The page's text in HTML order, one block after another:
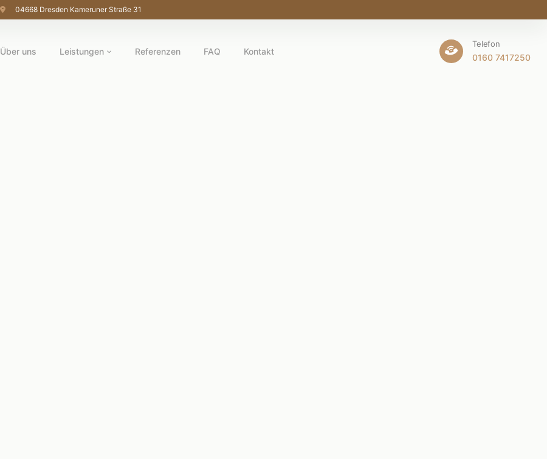
04668 Dresden Kameruner Straße 31
Über uns Leistungen Referenzen FAQ Kontakt
Telefon
0160 7417250